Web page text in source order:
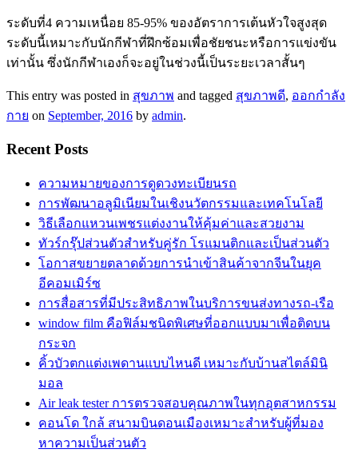
ระดับที่4 ความเหนื่อย 85-95% ของอัตราการเต้นหัวใจสูงสุด
ระดับนี้เหมาะกับนักกีฬาที่ฝึกซ้อมเพื่อชัยชนะหรือการแข่งขัน
เท่านั้น ซึ่งนักกีฬาเองก็จะอยู่ในช่วงนี้เป็นระยะเวลาสั้นๆ
This entry was posted in สุขภาพ and tagged สุขภาพดี, ออกกำลัง
กาย on September, 2016 by admin.
Recent Posts
ความหมายของการดูดวงทะเบียนรถ
การพัฒนาอลูมิเนียมในเชิงนวัตกรรมและเทคโนโลยี
วิธีเลือกแหวนเพชรแต่งงานให้คุ้มค่าและสวยงาม
ทัวร์กรุ๊ปส่วนตัวสำหรับคู่รัก โรแมนติกและเป็นส่วนตัว
โอกาสขยายตลาดด้วยการนำเข้าสินค้าจากจีนในยุค
อีคอมเมิร์ซ
การสื่อสารที่มีประสิทธิภาพในบริการขนส่งทางรถ-เรือ
window film คือฟิล์มชนิดพิเศษที่ออกแบบมาเพื่อติดบน
กระจก
คิ้วบัวตกแต่งเพดานแบบไหนดี เหมาะกับบ้านสไตล์มินิ
มอล
Air leak tester การตรวจสอบคุณภาพในทุกอุตสาหกรรม
คอนโด ใกล้ สนามบินดอนเมืองเหมาะสำหรับผู้ที่มอง
หาความเป็นส่วนตัว